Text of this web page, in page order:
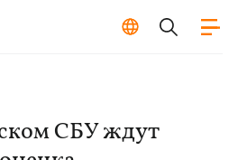
СБУ ждут